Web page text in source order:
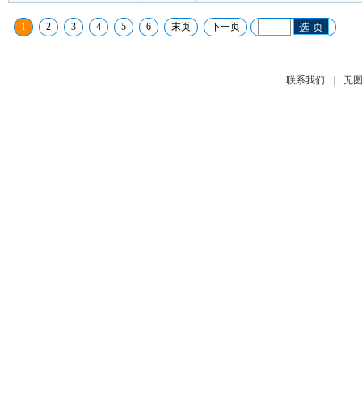
1 2 3 4 5 6 末页 下一页 选 页
联系我们 | 无